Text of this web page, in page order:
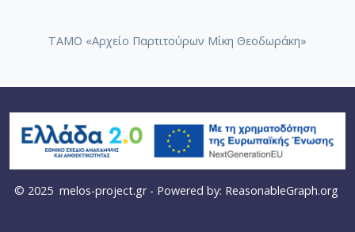
ΤΑΜΟ «Αρχείο Παρτιτούρων Μίκη Θεοδωράκη»
© 2025 melos-project.gr- Powered by: ReasonableGraph.org